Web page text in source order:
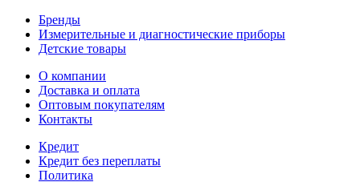
Бренды
Измерительные и диагностические приборы
Детские товары
О компании
Доставка и оплата
Оптовым покупателям
Контакты
Кредит
Кредит без переплаты
Политика